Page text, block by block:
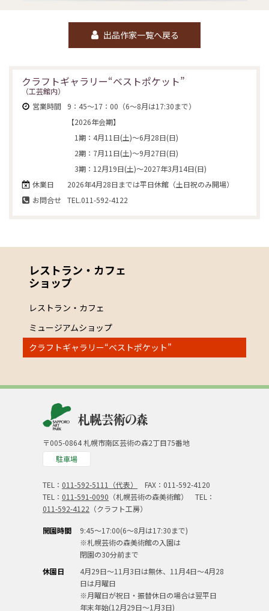
出品作家一覧へ戻る
クラフトギャラリー“ベストポケット”
（工芸館内）
営業時間
9：45～17：00（6～8月は17:30まで）
【2026年会期】
1期：4月11日(土)～6月28日(日)
2期：7月11日(土)～9月27日(日)
3期：12月19日(土)～2027年3月14日(日)
休業日
2026年4月28日までは平日休館（土日祝のみ開場）
お問合せ TEL.011-592-4122
レストラン・カフェ
ショップ
レストラン・カフェ
ミュージアムショップ
クラフトギャラリー“ベストポケット”
〒005-0864 札幌市南区芸術の森2丁目75番地
駐車場
TEL： 011-592-5111（代表）
FAX：011-592-4120
TEL： 011-591-0090 （札幌芸術の森美術館） TEL：
011-592-4122 （クラフト工房）
開園時間
9:45～17:00(6～8月は17:30まで)
※札幌芸術の森美術館の入園は
閉園の30分前まで
休園日
4月29日～11月3日は無休、11月4日～4月28
日は月曜日
※月曜日が祝日・振替休日の場合は翌平日
年末年始(12月29日～1月3日)